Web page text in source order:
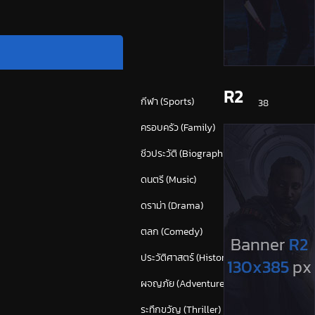
กีฬา (Sports)
38
ครอบครัว (Family)
ชีวประวัติ (Biography)
ดนตรี (Music)
ดราม่า (Drama)
ตลก (Comedy)
ประวัติศาสตร์ (History)
43
ผจญภัย (Adventure)
ระทึกขวัญ (Thriller)
R2